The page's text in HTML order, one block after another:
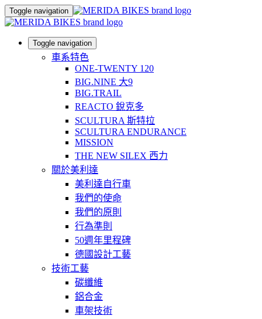
Toggle navigation
Toggle navigation
車系特色
ONE-TWENTY 120
BIG.NINE 大9
BIG.TRAIL
REACTO 銳克多
SCULTURA 斯特拉
SCULTURA ENDURANCE
MISSION
THE NEW SILEX 西力
關於美利達
美利達自行車
我們的使命
我們的原則
行為準則
50週年里程碑
德國設計工藝
技術工藝
碳纖維
鋁合金
車架技術